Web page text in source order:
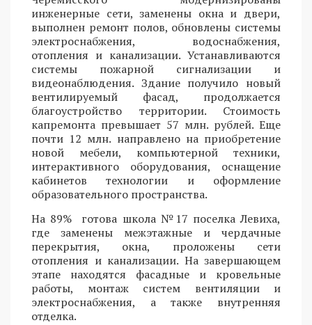
инженерные сети, заменены окна и двери,
выполнен ремонт полов, обновлены системы
электроснабжения, водоснабжения,
отопления и канализации. Устанавливаются
системы пожарной сигнализации и
видеонаблюдения. Здание получило новый
вентилируемый фасад, продолжается
благоустройство территории. Стоимость
капремонта превышает 57 млн. рублей. Еще
почти 12 млн. направлено на приобретение
новой мебели, компьютерной техники,
интерактивного оборудования, оснащение
кабинетов технологии и оформление
образовательного пространства.
На 89% готова школа №17 поселка Левиха,
где заменены межэтажные и чердачные
перекрытия, окна, проложены сети
отопления и канализации. На завершающем
этапе находятся фасадные и кровельные
работы, монтаж систем вентиляции и
электроснабжения, а также внутренняя
отделка.